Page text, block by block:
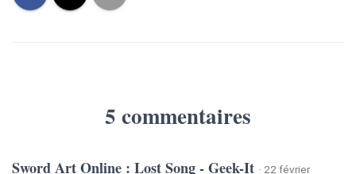
5 commentaires
Sword Art Online : Lost Song - Geek-It · 22 février